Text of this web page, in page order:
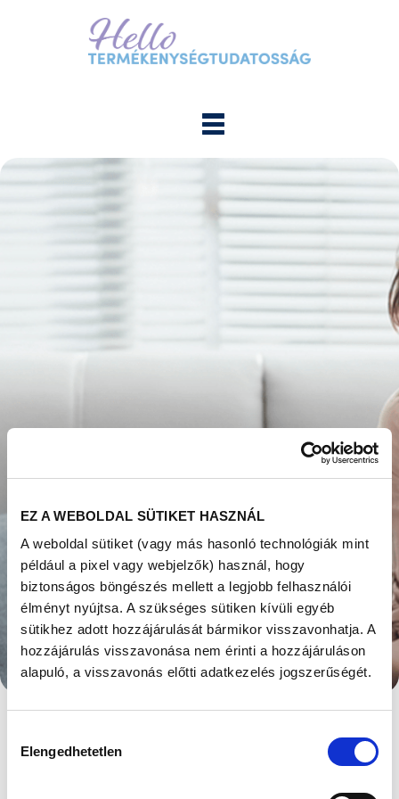
EZ A WEBOLDAL SÜTIKET HASZNÁL
A weboldal sütiket (vagy más hasonló technológiák mint
például a pixel vagy webjelzők) használ, hogy
biztonságos böngészés mellett a legjobb felhasználói
élményt nyújtsa. A szükséges sütiken kívüli egyéb
sütikhez adott hozzájárulását bármikor visszavonhatja. A
hozzájárulás visszavonása nem érinti a hozzájáruláson
alapuló, a visszavonás előtti adatkezelés jogszerűségét.
kiválasztása
Elengedhetetlen
MIRE
GONDOLHATOK, HA
RETTENETESEN FÁJ
A MENZESZ?